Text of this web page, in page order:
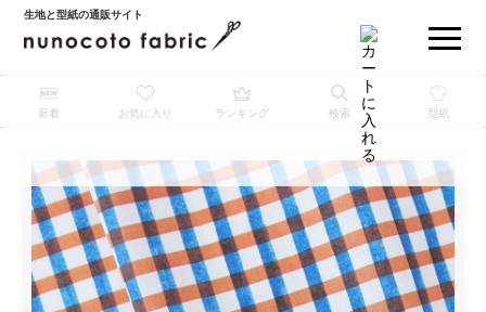
生地と型紙の通販サイト
新着 お気に入り ランキング 検索 型紙